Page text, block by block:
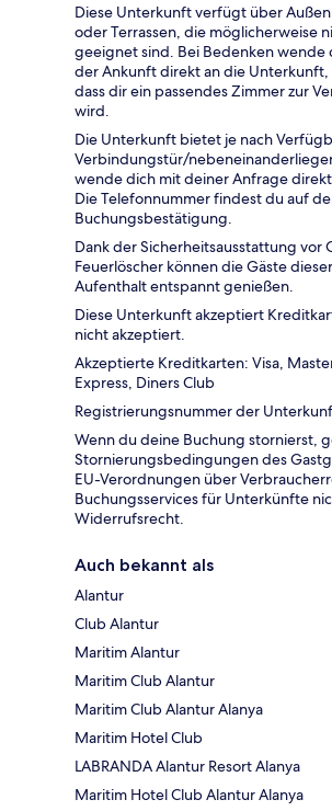
Diese Unterkunft verfügt über
oder Terrassen, die möglicherweise
geeignet sind. Bei Bedenken wende
der Ankunft direkt an die Unterkunft,
dass dir ein passendes Zimmer zur
wird.
Die Unterkunft bietet je nach
Verbindungstür/
wende dich mit deiner Anfrage
Die Telefonnummer findest du auf
Buchungsbestätigung.
Dank der Sicherheitsausstattung vor
Feuerlöscher können die Gäste
Aufenthalt entspannt genießen.
Diese Unterkunft akzeptiert
nicht akzeptiert.
Akzeptierte Kreditkarten: Visa,
Express, Diners Club
Registrierungsnummer der
Wenn du deine Buchung stornierst,
Stornierungsbedingungen des
EU-Verordnungen über
Buchungsservices für Unterkünfte
Widerrufsrecht.
Auch bekannt als
Alantur
Club Alantur
Maritim Alantur
Maritim Club Alantur
Maritim Club Alantur Alanya
Maritim Hotel Club
LABRANDA Alantur Resort Alanya
Maritim Hotel Club Alantur Alanya